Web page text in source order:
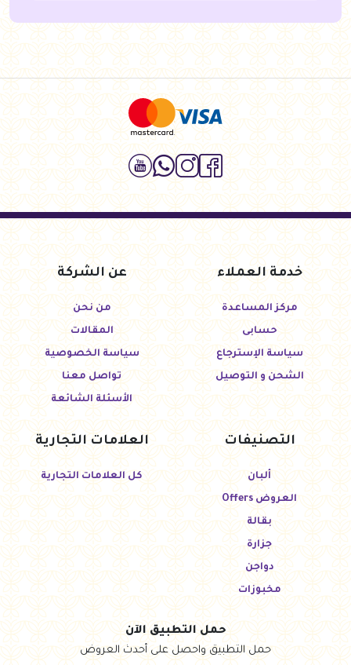
خدمة العملاء
مركز المساعدة
حسابى
سياسة الإسترجاع
الشحن و التوصيل
عن الشركة
من نحن
المقالات
سياسة الخصوصية
تواصل معنا
الأسئلة الشائعة
التصنيفات
ألبان
العروض Offers
بقالة
جزارة
دواجن
مخبوزات
العلامات التجارية
كل العلامات التجارية
حمل التطبيق الآن
حمل التطبيق واحصل على أحدث العروض